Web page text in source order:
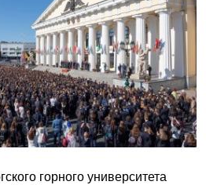
горного университета